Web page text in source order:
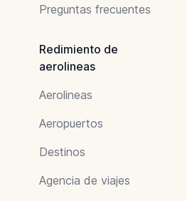
Preguntas frecuentes
Redimiento de
aerolineas
Aerolineas
Aeropuertos
Destinos
Agencia de viajes